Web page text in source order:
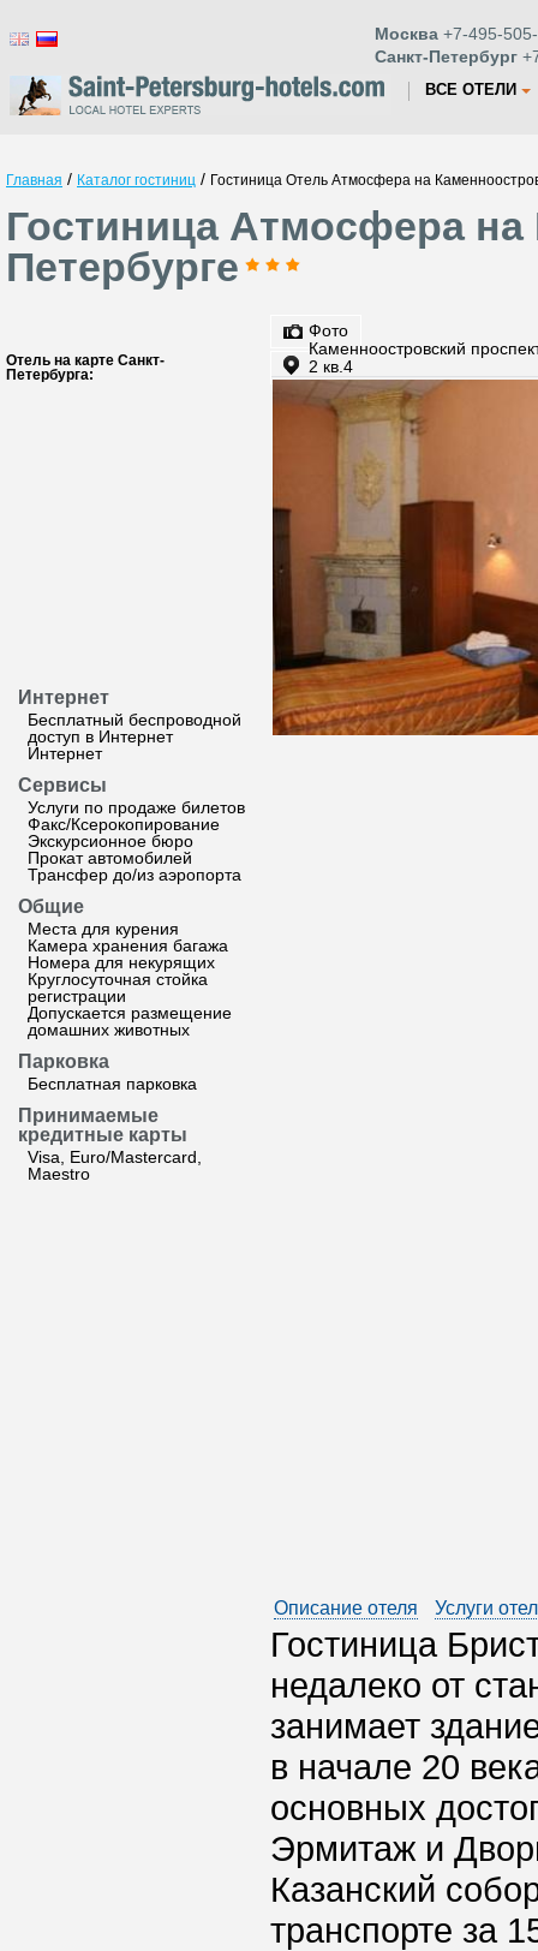
Москва +7-495-
Санкт-Петербург
ВСЕ ОТЕЛИ
Главная / Каталог гостиниц / Гостиница Отель Атмосфера на
Гостиница Атмосфера
Петербурге
Отель на карте Санкт-
Петербурга:
Интернет
Бесплатный беспроводной
доступ в Интернет
Интернет
Сервисы
Услуги по продаже билетов
Факс/Ксерокопирование
Экскурсионное бюро
Прокат автомобилей
Трансфер до/из аэропорта
Общие
Места для курения
Камера хранения багажа
Номера для некурящих
Круглосуточная стойка
регистрации
Допускается размещение
домашних животных
Парковка
Бесплатная парковка
Принимаемые
кредитные карты
Visa, Euro/Mastercard,
Maestro
Фото
Каменноостровский
2 кв.4
Описание отеля Услуги
Гостиница
недалеко от
занимает
в начале 20
основных
Эрмитаж и
Казанский
транспорте за